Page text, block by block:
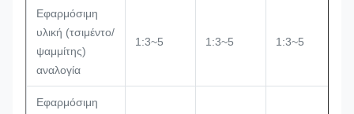
Εφαρμόσιμη
υλική (τσιμέντο/
ψαμμίτης)
αναλογία
1:3~5 1:3~5 1:3~5
Εφαρμόσιμη